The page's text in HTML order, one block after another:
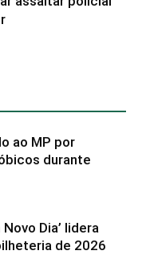
ao MP por
durante
Dia’ lidera
de 2026